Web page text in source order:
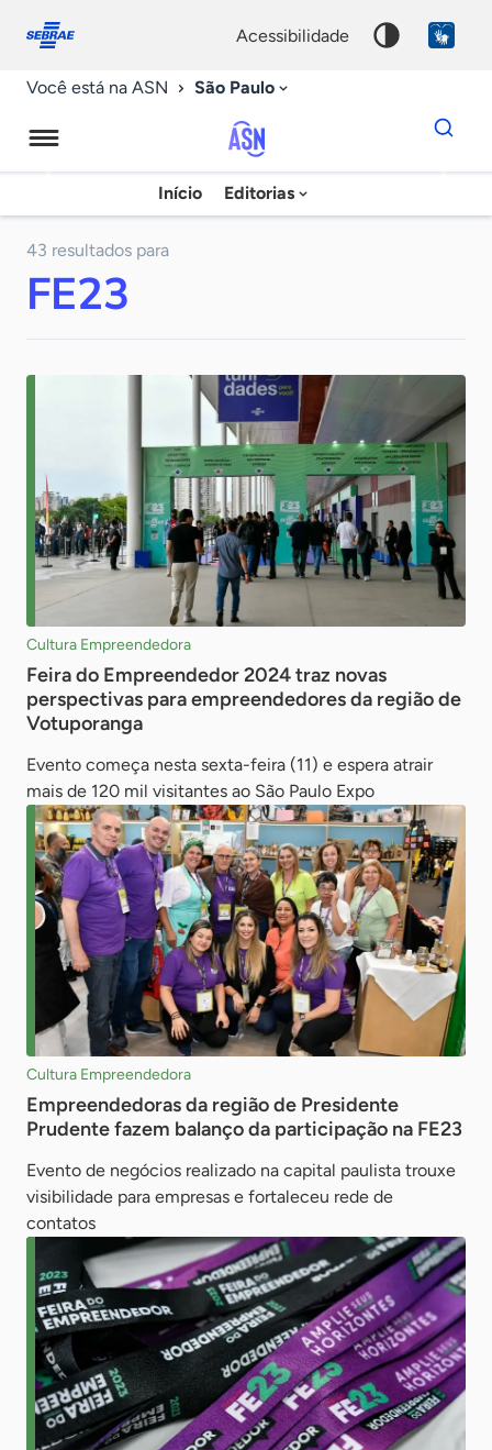
conosco
acessibilidade
Você está na ASN São Paulo
Agência
Sebrae
Início Editorias
Dados
para
chave
43 resultados para
FE23
Cultura Empreendedora
Feira do Empreendedor 2024 traz novas
perspectivas para empreendedores da região de
Votuporanga
Evento começa nesta sexta-feira (11) e espera atrair
mais de 120 mil visitantes ao São Paulo Expo
Cultura Empreendedora
Empreendedoras da região de Presidente
Prudente fazem balanço da participação na FE23
Evento de negócios realizado na capital paulista trouxe
visibilidade para empresas e fortaleceu rede de
contatos